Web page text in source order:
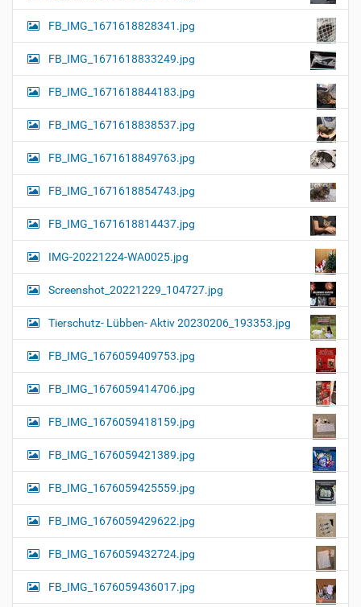
FB_IMG_1671618828341.jpg
FB_IMG_1671618833249.jpg
FB_IMG_1671618844183.jpg
FB_IMG_1671618838537.jpg
FB_IMG_1671618849763.jpg
FB_IMG_1671618854743.jpg
FB_IMG_1671618814437.jpg
IMG-20221224-WA0025.jpg
Screenshot_20221229_104727.jpg
Tierschutz- Lübben- Aktiv 20230206_193353.jpg
FB_IMG_1676059409753.jpg
FB_IMG_1676059414706.jpg
FB_IMG_1676059418159.jpg
FB_IMG_1676059421389.jpg
FB_IMG_1676059425559.jpg
FB_IMG_1676059429622.jpg
FB_IMG_1676059432724.jpg
FB_IMG_1676059436017.jpg